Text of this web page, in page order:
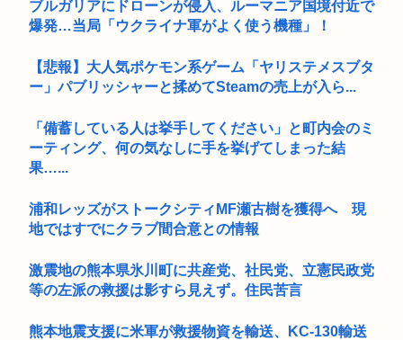
ブルガリアにドローンが侵入、ルーマニア国境付近で
爆発…当局「ウクライナ軍がよく使う機種」！
【悲報】大人気ポケモン系ゲーム「ヤリステメスブタ
ー」パブリッシャーと揉めてSteamの売上が入ら...
「備蓄している人は挙手してください」と町内会のミ
ーティング、何の気なしに手を挙げてしまった結
果…...
浦和レッズがストークシティMF瀬古樹を獲得へ 現
地ではすでにクラブ間合意との情報
激震地の熊本県氷川町に共産党、社民党、立憲民政党
等の左派の救援は影すら見えず。住民苦言
熊本地震支援に米軍が救援物資を輸送、KC-130輸送